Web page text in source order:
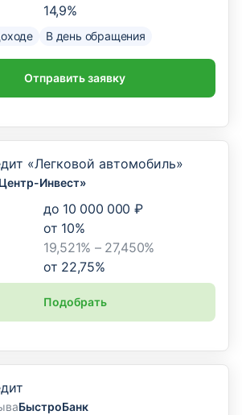
14,9%
В день обращения
Отправить заявку
«Легковой автомобиль»
Инвест»
до 10 000 000 ₽
от 10%
19,521% – 27,450%
от 22,75%
Подобрать
БыстроБанк